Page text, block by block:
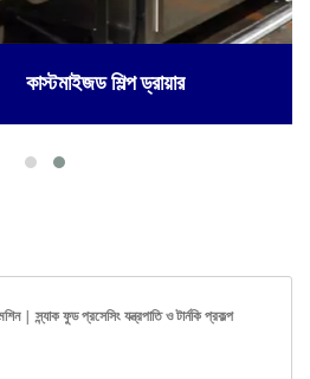
শিল্প ড্রায়ার
| স্ন্যাক ফুড প্রসেসিং যন্ত্রপাতি ও টার্নকি প্রকল্প